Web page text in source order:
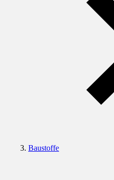
Baustoffe